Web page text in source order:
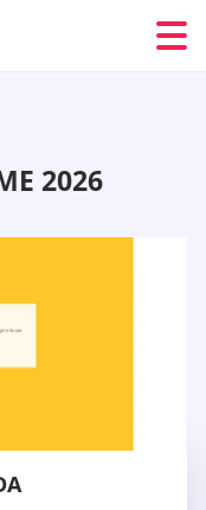
2026